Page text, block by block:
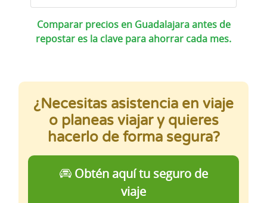
Comparar precios en Guadalajara antes de
repostar es la clave para ahorrar cada mes.
¿Necesitas asistencia en viaje
o planeas viajar y quieres
hacerlo de forma segura?
Obtén aquí tu seguro de
viaje